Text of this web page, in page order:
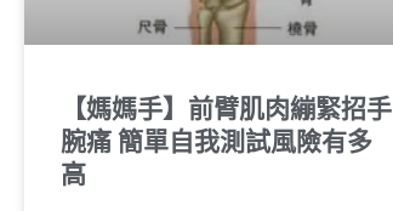
【媽媽手】前臂肌肉繃緊招手
腕痛 簡單自我測試風險有多
高